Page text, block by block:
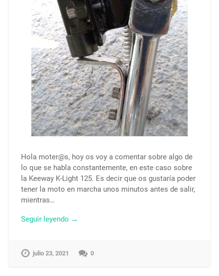
Hola moter@s, hoy os voy a comentar sobre algo de
lo que se habla constantemente, en este caso sobre
la Keeway K-Light 125. Es decir que os gustaría poder
tener la moto en marcha unos minutos antes de salir,
mientras…
Seguir leyendo →
julio 23, 2021 0